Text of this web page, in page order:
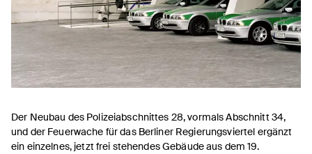
Der Neubau des Polizeiabschnittes 28, vormals Abschnitt 34,
und der Feuerwache für das Berliner Regierungsviertel ergänzt
ein einzelnes, jetzt frei stehendes Gebäude aus dem 19.